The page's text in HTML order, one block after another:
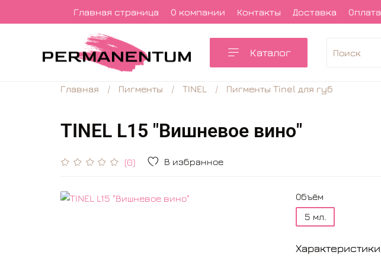
Главная страница О компании Контакты Доставка Оплата
Каталог
Главная Пигменты TINEL Пигменты Tinel для губ
TINEL L15 "Вишневое вино"
(0) В избранное
Объём
5 мл.
Характеристики